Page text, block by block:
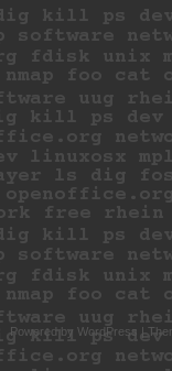
Powered by WordPress |